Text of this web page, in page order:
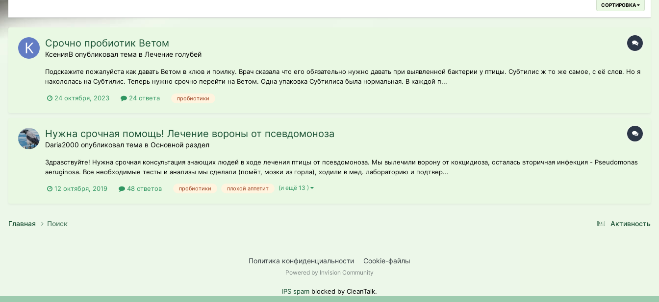
СОРТИРОВКА
Срочно пробиотик Ветом
КсенияВ опубликовал тема в Лечение голубей
Подскажите пожалуйста как давать Ветом в клюв и поилку. Врач сказала что его обязательно нужно давать при выявленной бактерии у птицы. Субтилис ж то же самое, с её слов. Но я
накололась на Субтилис. Теперь нужно срочно перейти на Ветом. Одна упаковка Субтилиса была нормальная. В каждой п...
24 октября, 2023 24 ответа пробиотики
Нужна срочная помощь! Лечение вороны от псевдомоноза
Daria2000 опубликовал тема в Основной раздел
Здравствуйте! Нужна срочная консультация знающих людей в ходе лечения птицы от псевдомоноза. Мы вылечили ворону от кокцидиоза, осталась вторичная инфекция - Pseudomonas
aeruginosa. Все необходимые тесты и анализы мы сделали (помёт, мозки из горла), ходили в мед. лабораторию и подтвер...
12 октября, 2019 48 ответов пробиотики плохой аппетит (и ещё 13 )
Активность
Главная Поиск
Политика конфиденциальности Cookie-файлы
Powered by Invision Community
IPS spam blocked by CleanTalk.